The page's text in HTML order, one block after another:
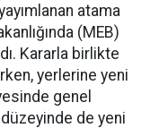
atama
(MEB)
Kararla birlikte
yerlerine yeni
genel
düzeyinde de yeni